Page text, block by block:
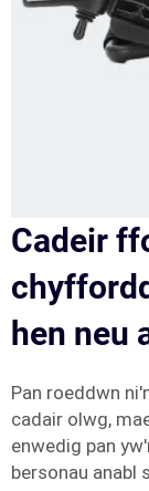
Cadeir
hen neu
Pan roeddwn
cadair olwg,
enwedig pan
bersonau anabl